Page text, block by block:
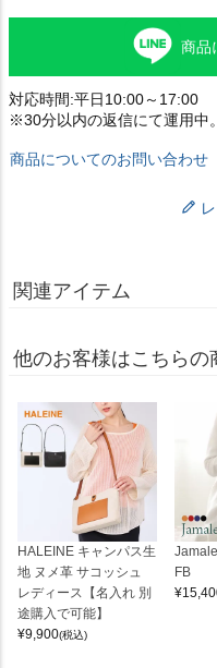
商品
対応時間:平日10:00～17:00
※30分以内の返信にて運用中。
商品についてのお問い合わせ
関連アイテム
他のお客様はこちらの
HALEINE キャンパス生
地 ヌメ革 サコッシュ
レディース【名入れ 別
途購入で可能】
¥9,900(税込)
FB
¥